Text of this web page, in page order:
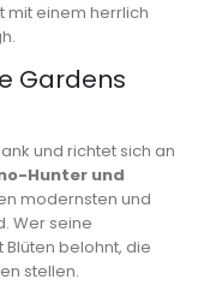
mit einem herrlich
Gardens
und richtet sich an
Hunter und
modernsten und
Wer seine
belohnt, die
stellen.